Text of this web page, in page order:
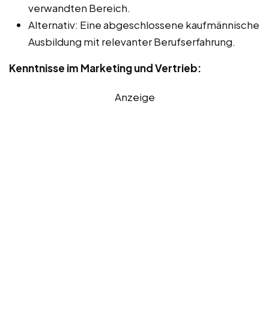
verwandten Bereich.
Alternativ: Eine abgeschlossene kaufmännische
Ausbildung mit relevanter Berufserfahrung.
Kenntnisse im Marketing und Vertrieb:
Anzeige